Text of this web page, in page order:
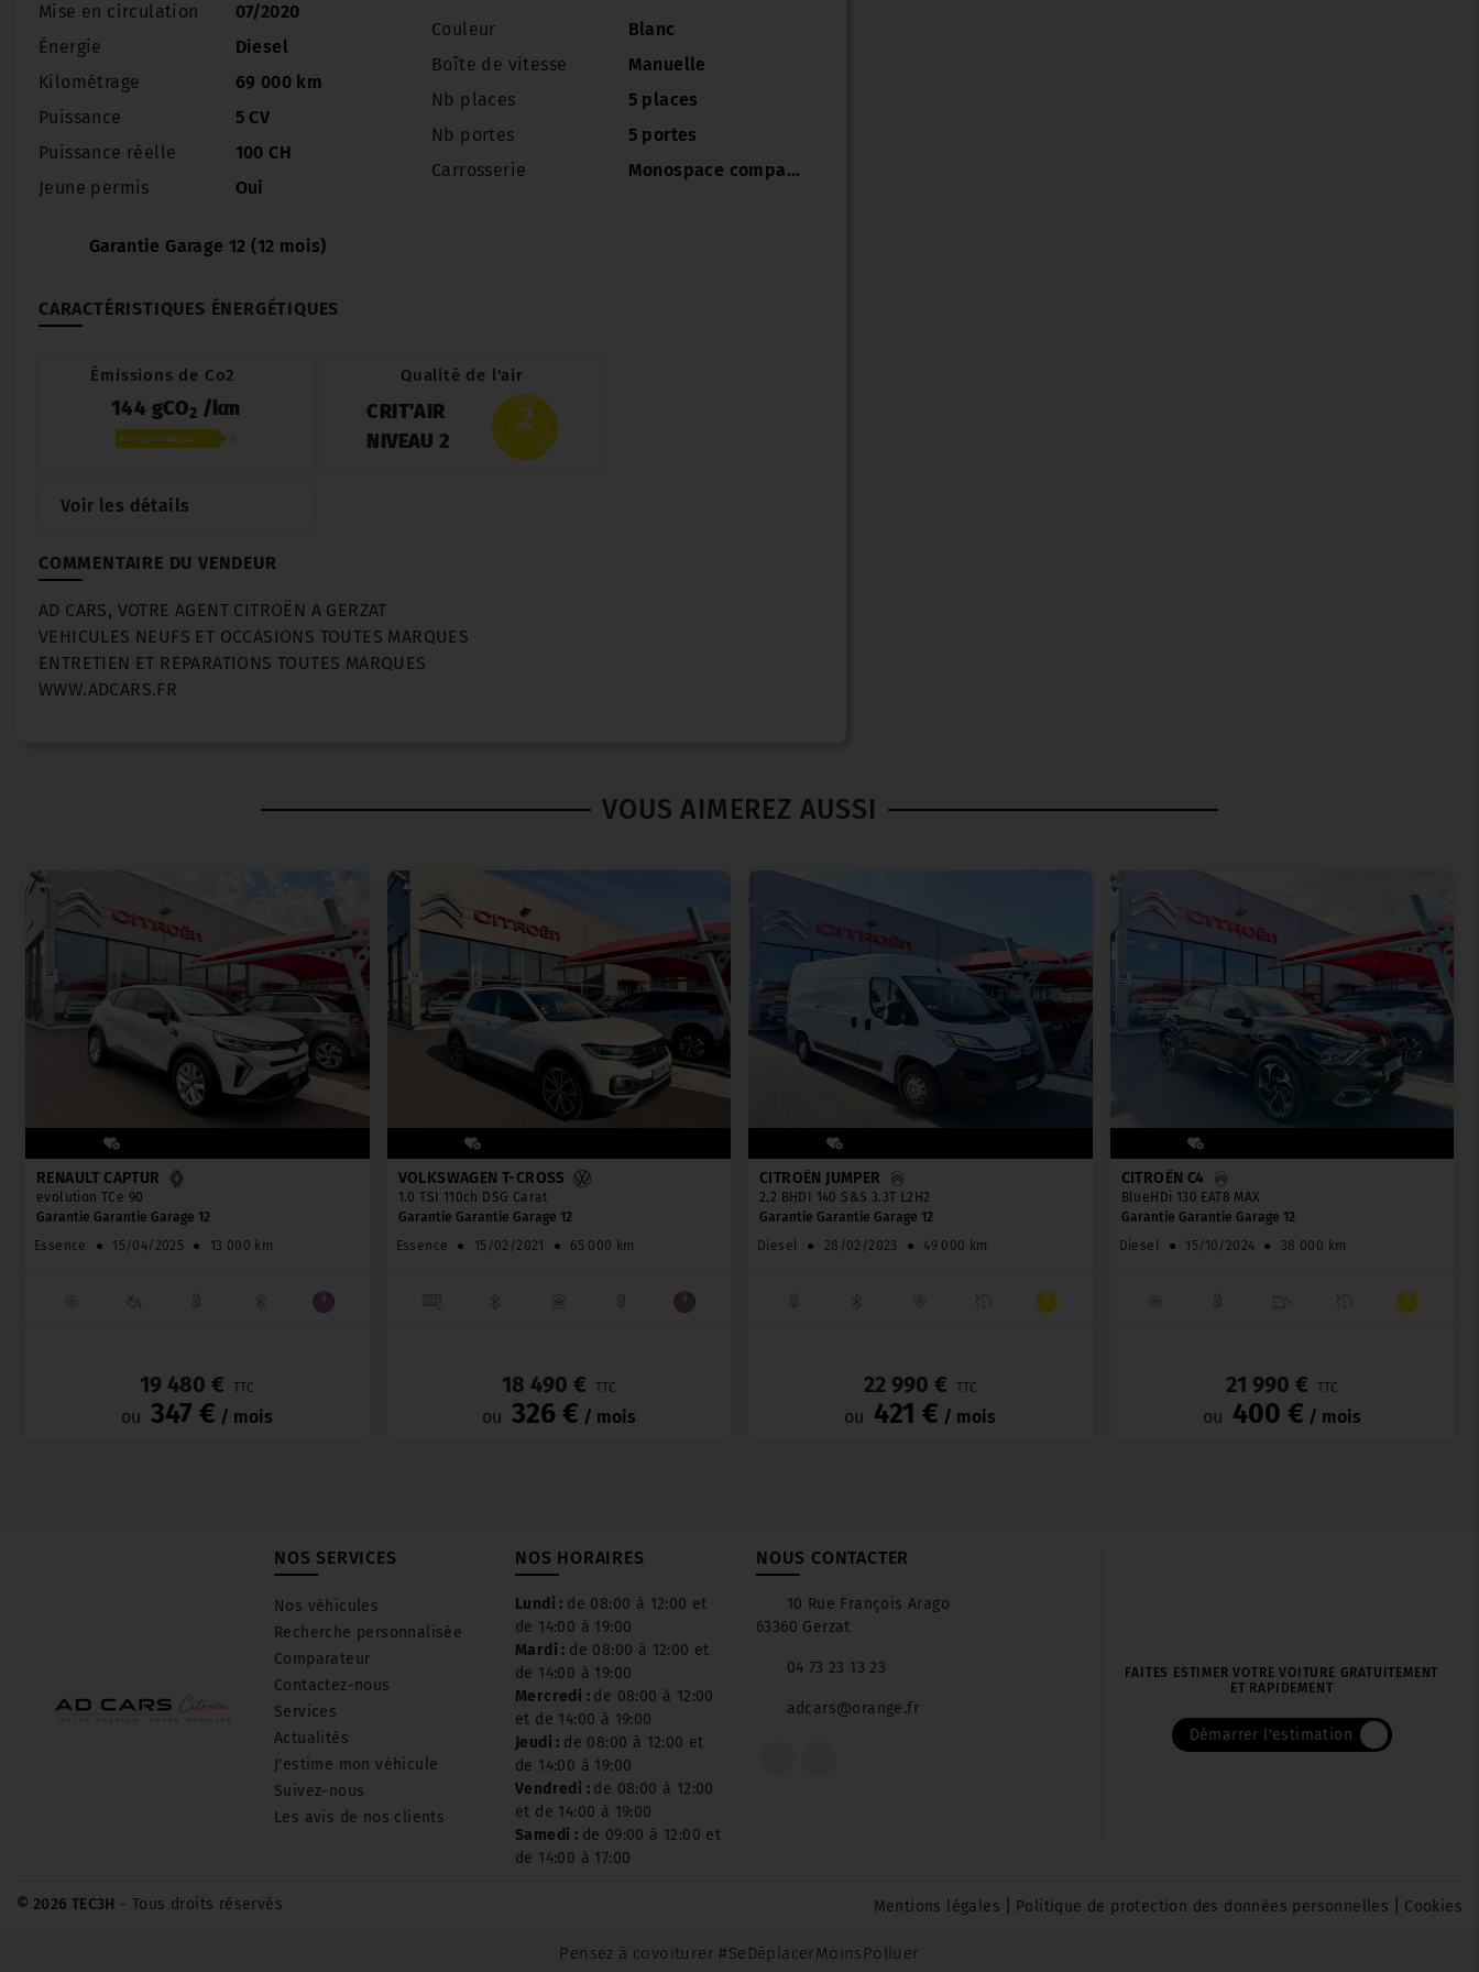
Mise en circulation
07/2020
Énergie
Diesel
Kilométrage
69 000 km
Puissance
5 CV
Puissance réelle
100 CH
Jeune permis
Oui
Couleur
Blanc
Boîte de vitesse
Manuelle
Nb places
5 places
Nb portes
5 portes
Carrosserie
Monospace compact
Garantie Garage 12 (12 mois)
CARACTÉRISTIQUES ÉNERGÉTIQUES
Émissions de Co2
144 gCO2 /km
Qualité de l'air
CRIT'AIR
NIVEAU 2
Voir les détails
COMMENTAIRE DU VENDEUR
AD CARS, VOTRE AGENT CITROËN A GERZAT
VEHICULES NEUFS ET OCCASIONS TOUTES MARQUES
ENTRETIEN ET REPARATIONS TOUTES MARQUES
WWW.ADCARS.FR
VOUS AIMEREZ AUSSI
RENAULT CAPTUR
evolution TCe 90
Garantie Garantie Garage 12
Essence
● 15/04/2025 ● 13 000 km
19 480 € TTC
ou 347 € / mois
VOLKSWAGEN T-CROSS
1.0 TSI 110ch DSG Carat
Garantie Garantie Garage 12
Essence
● 15/02/2021 ● 65 000 km
18 490 € TTC
ou 326 € / mois
CITROËN JUMPER
2.2 BHDI 140 S&S 3.3T L2H2
Garantie Garantie Garage 12
Diesel
● 28/02/2023 ● 49 000 km
22 990 € TTC
ou 421 € / mois
CITROËN C4
BlueHDi 130 EAT8 MAX
Garantie Garantie Garage 12
Diesel
● 15/10/2024 ● 38 000 km
21 990 € TTC
ou 400 € / mois
NOS SERVICES
Nos véhicules
Recherche personnalisée
Comparateur
Contactez-nous
Services
Actualités
J'estime mon véhicule
Suivez-nous
Les avis de nos clients
NOS HORAIRES
Lundi : de 08:00 à 12:00 et
de 14:00 à 19:00
Mardi : de 08:00 à 12:00 et
de 14:00 à 19:00
Mercredi : de 08:00 à 12:00
et de 14:00 à 19:00
Jeudi : de 08:00 à 12:00 et
de 14:00 à 19:00
Vendredi : de 08:00 à 12:00
et de 14:00 à 19:00
Samedi : de 09:00 à 12:00 et
de 14:00 à 17:00
NOUS CONTACTER
10 Rue François Arago
63360 Gerzat
04 73 23 13 23
adcars@orange.fr
FAITES ESTIMER VOTRE VOITURE GRATUITEMENT
ET RAPIDEMENT
Démarrer l'estimation
© 2026 TEC3H - Tous droits réservés Mentions légales Politique de protection des données personnelles Cookies
Pensez à covoiturer #SeDéplacerMoinsPolluer